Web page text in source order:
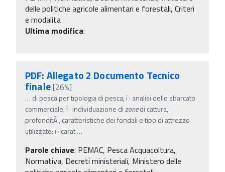
delle politiche agricole alimentari e forestali, Criteri
e modalita
Ultima modifica:
PDF: Allegato 2 Documento Tecnico
finale[26%]
… di pesca per tipologia di pesca; ï‚· analisi dello sbarcato
commerciale; ï‚· individuazione dizonedi cattura,
profonditÃ , caratteristiche dei fondali e tipo di attrezzo
utilizzato; ï‚· carat…
Parole chiave: PEMAC, Pesca Acquacoltura,
Normativa, Decreti ministeriali, Ministero delle